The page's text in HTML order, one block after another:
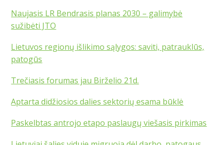
Naujasis LR Bendrasis planas 2030 – galimybė
sužibėti JTO
Lietuvos regionų išlikimo sąlygos: saviti, patrauklūs,
patogūs
Trečiasis forumas jau Birželio 21d.
Aptarta didžiosios dalies sektorių esama būklė
Paskelbtas antrojo etapo paslaugų viešasis pirkimas